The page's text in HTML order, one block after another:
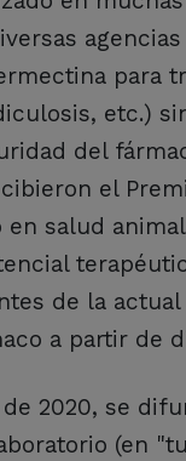
para
etc.)
del
el
en salud
de la
a partir de
2020, se
(en